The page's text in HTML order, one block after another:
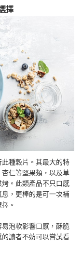
擇
種穀片。其最大的特
仁等堅果類，以及草
。此類產品不只口感
，更棒的是可一次補
。
泡軟影響口感，酥脆
讀者不妨可以嘗試看